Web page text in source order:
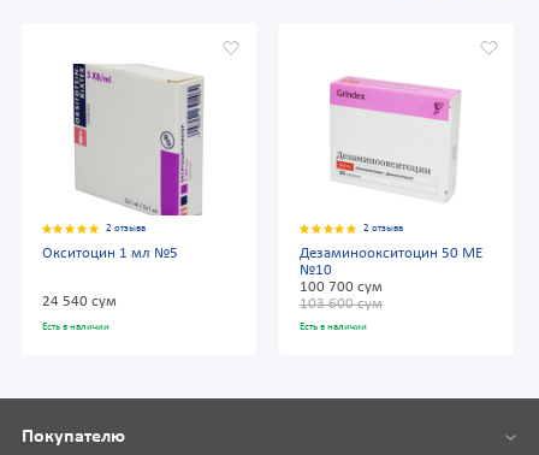
2 отзыва
Окситоцин 1 мл №5
24 540 сум
Есть в наличии
2 отзыва
Дезаминоокситоцин 50 МЕ
№10
100 700 сум
103 600 сум
Есть в наличии
Покупателю